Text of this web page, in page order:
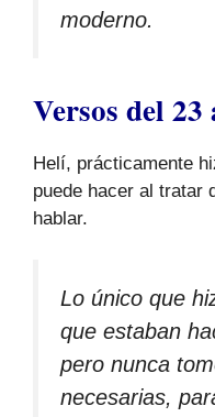
moderno.
Versos del 23
Helí, prácticamente
puede hacer al tratar
hablar.
Lo único que
que estaban
pero nunca
necesarias,